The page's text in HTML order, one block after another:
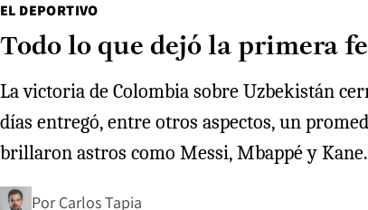
EL DEPORTIVO
Todo lo que dejó la primera
La victoria de Colombia sobre Uzbekistán
días entregó, entre otros aspectos, un
brillaron astros como Messi, Mbappé y
Por Carlos Tapia